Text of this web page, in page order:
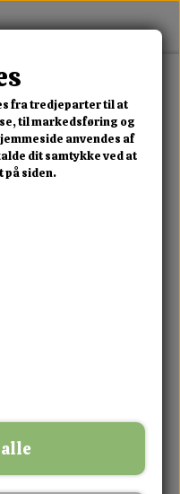
Me
fra tredjeparter til at
til markedsføring og
anvendes af
dit samtykke ved at
på siden.